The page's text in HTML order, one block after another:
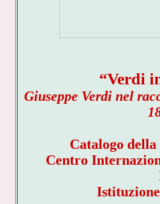
“Verdi
Giuseppe Verdi nel
Catalogo
Centro